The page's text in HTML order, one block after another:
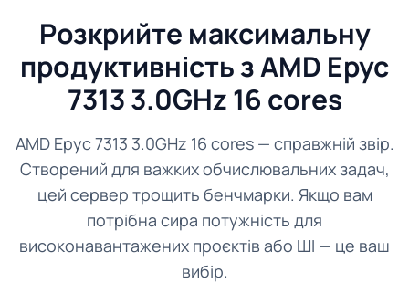
Розкрийте максимальну
продуктивність з AMD Epyc
7313 3.0GHz 16 cores
AMD Epyc 7313 3.0GHz 16 cores — справжній звір.
Створений для важких обчислювальних задач,
цей сервер трощить бенчмарки. Якщо вам
потрібна сира потужність для
високонавантажених проєктів або ШІ — це ваш
вибір.